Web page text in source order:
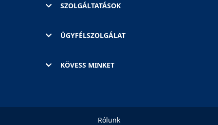
SZOLGÁLTATÁSOK
ÜGYFÉLSZOLGÁLAT
KÖVESS MINKET
Rólunk